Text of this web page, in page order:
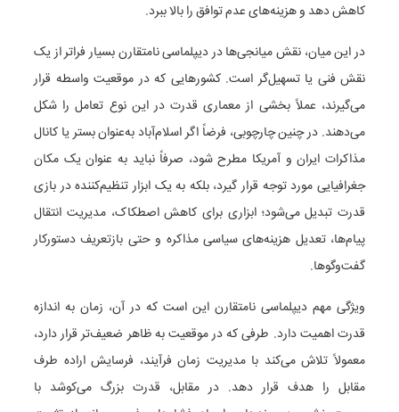
کاهش دهد و هزینه‌های عدم توافق را بالا ببرد.
در این میان، نقش میانجی‌ها در دیپلماسی نامتقارن بسیار فراتر از یک
نقش فنی یا تسهیل‌گر است. کشورهایی که در موقعیت واسطه قرار
می‌گیرند، عملاً بخشی از معماری قدرت در این نوع تعامل را شکل
می‌دهند. در چنین چارچوبی، فرضاً اگر اسلام‌آباد به‌عنوان بستر یا کانال
مذاکرات ایران و آمریکا مطرح شود، صرفاً نباید به عنوان یک مکان
جغرافیایی مورد توجه قرار گیرد، بلکه به یک ابزار تنظیم‌کننده در بازی
قدرت تبدیل می‌شود؛ ابزاری برای کاهش اصطکاک، مدیریت انتقال
پیام‌ها، تعدیل هزینه‌های سیاسی مذاکره و حتی بازتعریف دستورکار
گفت‌وگوها.
ویژگی مهم دیپلماسی نامتقارن این است که در آن، زمان به اندازه
قدرت اهمیت دارد. طرفی که در موقعیت به ‌ظاهر ضعیف‌تر قرار دارد،
معمولاً تلاش می‌کند با مدیریت زمان فرآیند، فرسایش اراده طرف
مقابل را هدف قرار دهد. در مقابل، قدرت بزرگ می‌کوشد با